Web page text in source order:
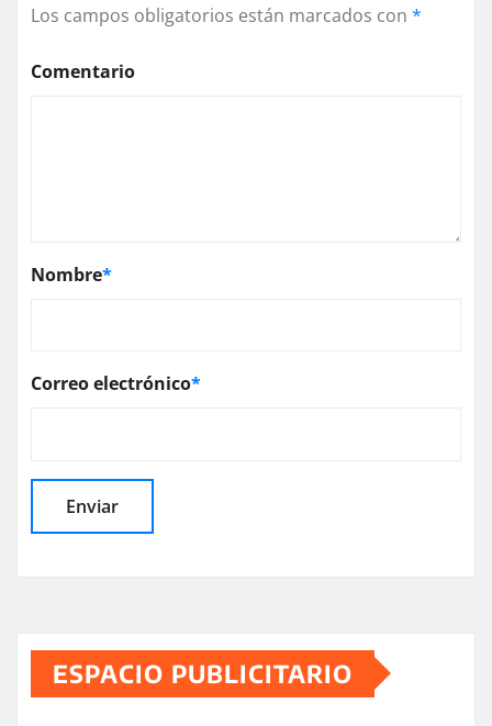
Los campos obligatorios están marcados con *
Comentario
Nombre*
Correo electrónico*
ESPACIO PUBLICITARIO